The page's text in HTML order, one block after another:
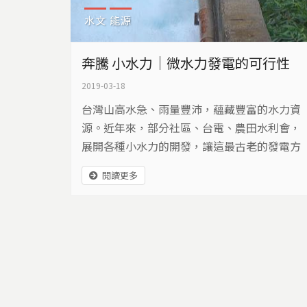
水文 能源
奔騰 小水力｜微水力發電的可行性
2019-03-18
台灣山高水急、雨量豐沛，蘊藏豐富的水力資
源。近年來，部分社區、台電、農田水利會，
展開各種小水力的開發，讓這最古老的發電方
式，再度受到重視…
閱讀更多